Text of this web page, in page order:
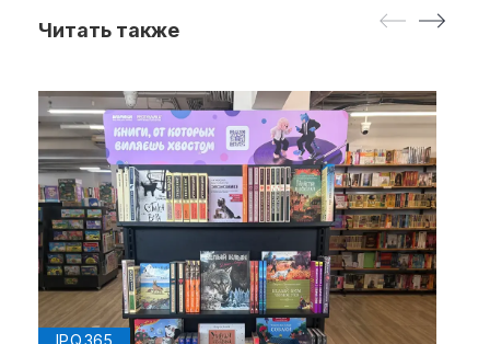
Читать также
IPQ.365